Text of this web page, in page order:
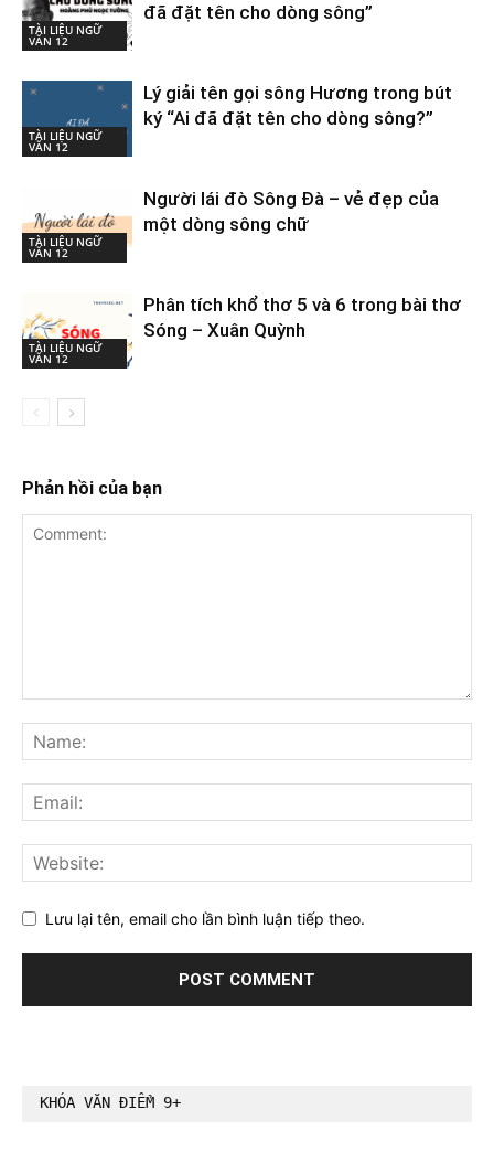
TÀI LIỆU NGỮ
VĂN 12
đã đặt tên cho dòng sông”
TÀI LIỆU NGỮ
VĂN 12
Lý giải tên gọi sông Hương trong bút
ký “Ai đã đặt tên cho dòng sông?”
TÀI LIỆU NGỮ
VĂN 12
Người lái đò Sông Đà – vẻ đẹp của
một dòng sông chữ
TÀI LIỆU NGỮ
VĂN 12
Phân tích khổ thơ 5 và 6 trong bài thơ
Sóng – Xuân Quỳnh
Phản hồi của bạn
Lưu lại tên, email cho lần bình luận tiếp theo.
KHÓA VĂN ĐIỂM 9+